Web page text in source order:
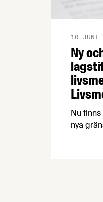
Ny
10 JUNI
Nu finns
nya